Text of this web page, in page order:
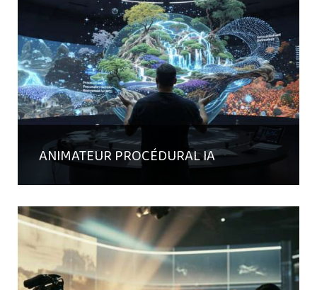
ANIMATEUR PROCÉDURAL IA